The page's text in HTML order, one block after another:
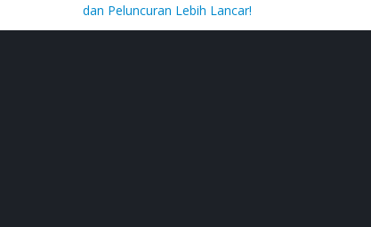
dan Peluncuran Lebih Lancar!